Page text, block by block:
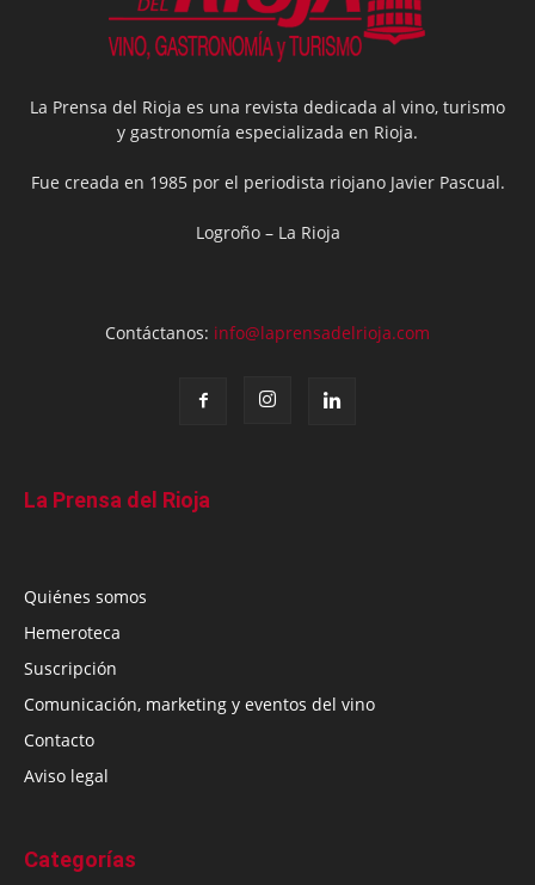
La Prensa del Rioja es una revista dedicada al vino, turismo
y gastronomía especializada en Rioja.
Fue creada en 1985 por el periodista riojano Javier Pascual.
Logroño – La Rioja
Contáctanos: info@laprensadelrioja.com
La Prensa del Rioja
Quiénes somos
Hemeroteca
Suscripción
Comunicación, marketing y eventos del vino
Contacto
Aviso legal
Categorías